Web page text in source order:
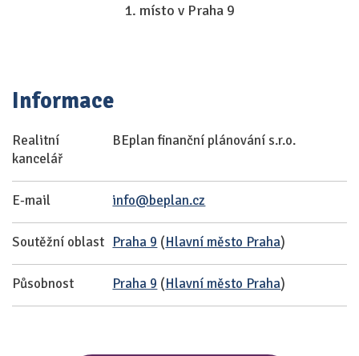
1. místo v Praha 9
Informace
Realitní
kancelář
BEplan finanční plánování s.r.o.
E-mail info@beplan.cz
Soutěžní oblast Praha 9 (Hlavní město Praha)
Působnost Praha 9 (Hlavní město Praha)